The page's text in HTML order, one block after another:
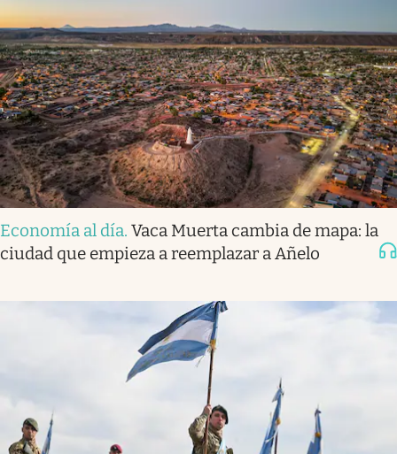
Economía al día. Vaca Muerta cambia de mapa: la
ciudad que empieza a reemplazar a Añelo